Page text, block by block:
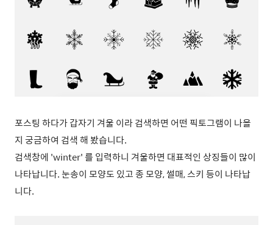
포스팅 하다가 갑자기 겨울 이라 검색하면 어떤 픽토그램이 나올
지 궁금하여 검색 해 봤습니다.
검색창에 'winter' 를 입력하니 겨울하면 대표적인 상징들이 많이
나타납니다. 눈송이 모양도 있고 종 모양, 썰매, 스키 등이 나타납
니다.